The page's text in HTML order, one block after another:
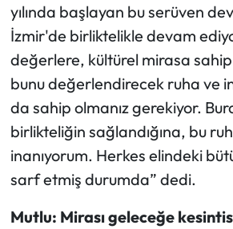
yılında başlayan bu serüven
İzmir'de birliktelikle devam
değerlere, kültürel mirasa
bunu değerlendirecek ruha ve
da sahip olmanız gerekiyor.
birlikteliğin sağlandığına, bu
inanıyorum. Herkes elindeki
sarf etmiş durumda” dedi.
Mutlu: Mirası geleceğe